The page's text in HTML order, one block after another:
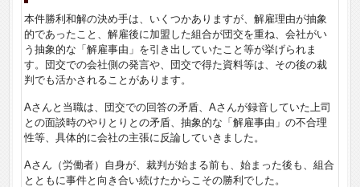
本件勝利和解の決め手は、いくつかありますが、解雇理由が抽象
的であったこと、解雇後に加盟した組合が団交を重ね、会社がい
う抽象的な「解雇事由」を引き出していたこと等が挙げられま
す。団交での会社側の発言や、団交で得た資料等は、その後の裁
判でも活かされることがあります。
Aさんと当職は、団交での回答の矛盾、Aさんが録音していた上司
との面談時のやりとりとの矛盾、抽象的な「解雇事由」の不合理
性等、具体的に会社の主張に反論していきました。
Aさん（労働者）自身が、裁判が始まる前も、始まった後も、組合
とともに事件と向き合い続けたからこその勝利でした。